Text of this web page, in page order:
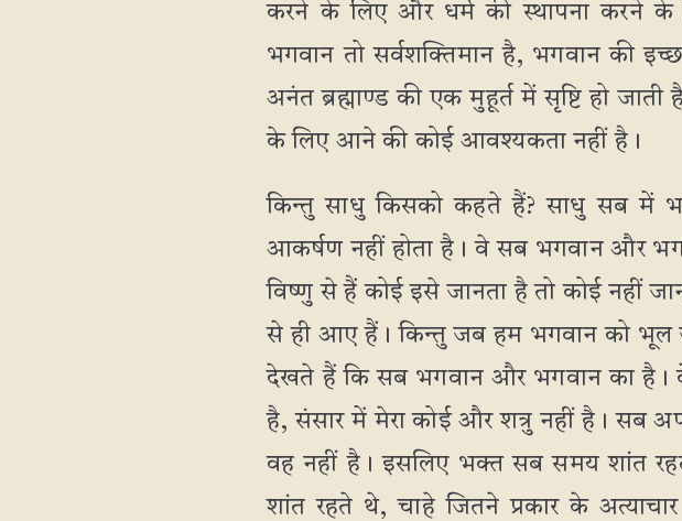
करने के लिए और धर्म की स्थापना करने
भगवान तो सर्वशक्तिमान है, भगवान की
अनंत ब्रह्माण्ड की एक मुहूर्त में सृष्टि हो
के लिए आने की कोई आवश्यकता नहीं है।
किन्तु साधु किसको कहते हैं? साधु सब में
आकर्षण नहीं होता है। वे सब भगवान और
विष्णु से हैं कोई इसे जानता है तो कोई नहीं
से ही आए हैं। किन्तु जब हम भगवान को
देखते हैं कि सब भगवान और भगवान का है।
है, संसार में मेरा कोई और शत्रु नहीं है। सब
वह नहीं है। इसलिए भक्त सब समय शांत
शांत रहते थे, चाहे जितने प्रकार के